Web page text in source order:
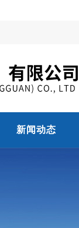
新闻动态